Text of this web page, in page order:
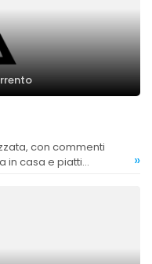
in casa e piatti
»